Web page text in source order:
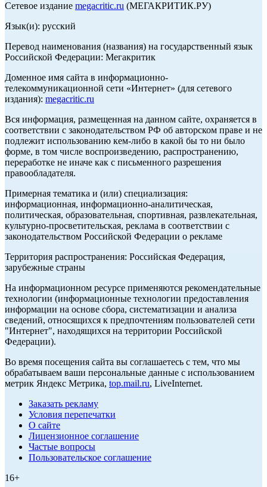
Сетевое издание megacritic.ru (МЕГАКРИТИК.РУ)
Язык(и): русский
Перевод наименования (названия) на государственный язык
Российской Федерации: Мегакритик
Доменное имя сайта в информационно-
телекоммуникационной сети «Интернет» (для сетевого
издания): megacritic.ru
Вся информация, размещенная на данном сайте, охраняется в
соответствии с законодательством РФ об авторском праве и не
подлежит использованию кем-либо в какой бы то ни было
форме, в том числе воспроизведению, распространению,
переработке не иначе как с письменного разрешения
правообладателя.
Примерная тематика и (или) специализация:
информационная, информационно-аналитическая,
политическая, образовательная, спортивная, развлекательная,
культурно-просветительская, реклама в соответствии с
законодательством Российской Федерации о рекламе
Территория распространения: Российская Федерация,
зарубежные страны
На информационном ресурсе применяются рекомендательные
технологии (информационные технологии предоставления
информации на основе сбора, систематизации и анализа
сведений, относящихся к предпочтениям пользователей сети
"Интернет", находящихся на территории Российской
Федерации).
Во время посещения сайта вы соглашаетесь с тем, что мы
обрабатываем ваши персональные данные с использованием
метрик Яндекс Метрика, top.mail.ru, LiveInternet.
Заказать рекламу
Условия перепечатки
О сайте
Лицензионное соглашение
Частые вопросы
Пользовательское соглашение
16+